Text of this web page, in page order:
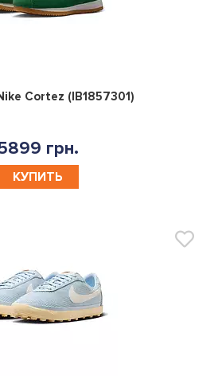
0
Cortez (IB1857301)
грн.
КУПИТЬ